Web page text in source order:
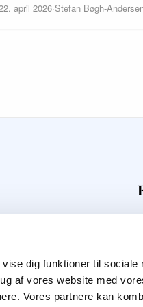
dig funktioner til sociale
af vores website med
Vores partnere kan
april 2026·Stefan Bøgh-